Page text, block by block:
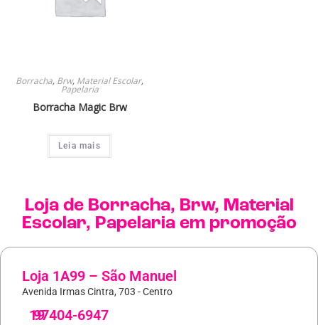
Borracha, Brw, Material Escolar,
Papelaria
Borracha Magic Brw
Leia mais
Loja de Borracha, Brw, Material
Escolar, Papelariaem promoção
Loja 1A99 – São Manuel
Avenida Irmas Cintra, 703 - Centro
19
97404-6947